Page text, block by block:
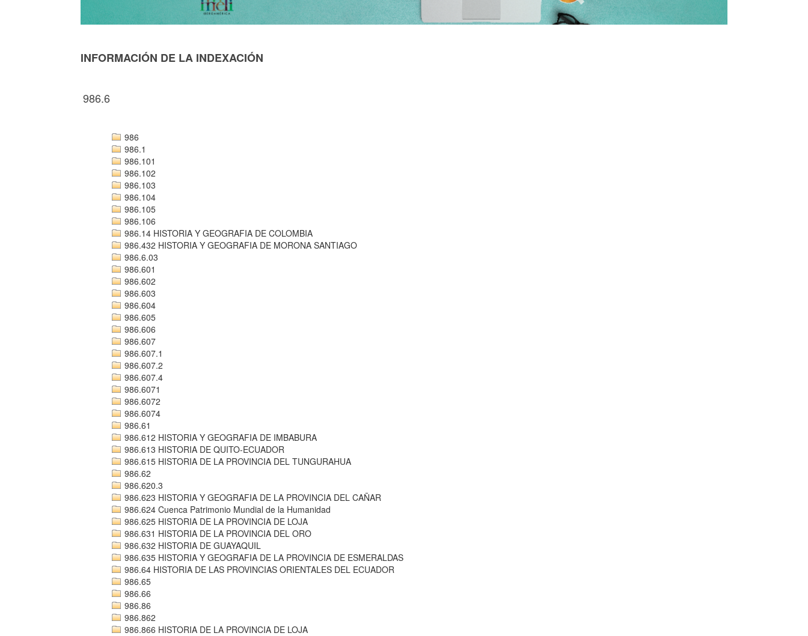
INFORMACIÓN DE LA INDEXACIÓN
986.6
986
986.1
986.101
986.102
986.103
986.104
986.105
986.106
986.14 HISTORIA Y GEOGRAFIA DE COLOMBIA
986.432 HISTORIA Y GEOGRAFIA DE MORONA SANTIAGO
986.6.03
986.601
986.602
986.603
986.604
986.605
986.606
986.607
986.607.1
986.607.2
986.607.4
986.6071
986.6072
986.6074
986.61
986.612 HISTORIA Y GEOGRAFIA DE IMBABURA
986.613 HISTORIA DE QUITO-ECUADOR
986.615 HISTORIA DE LA PROVINCIA DEL TUNGURAHUA
986.62
986.620.3
986.623 HISTORIA Y GEOGRAFIA DE LA PROVINCIA DEL CAÑAR
986.624 Cuenca Patrimonio Mundial de la Humanidad
986.625 HISTORIA DE LA PROVINCIA DE LOJA
986.631 HISTORIA DE LA PROVINCIA DEL ORO
986.632 HISTORIA DE GUAYAQUIL
986.635 HISTORIA Y GEOGRAFIA DE LA PROVINCIA DE ESMERALDAS
986.64 HISTORIA DE LAS PROVINCIAS ORIENTALES DEL ECUADOR
986.65
986.66
986.86
986.862
986.866 HISTORIA DE LA PROVINCIA DE LOJA